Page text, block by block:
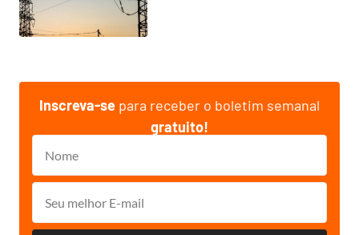
Inscreva-se para receber o boletim semanal
gratuito!